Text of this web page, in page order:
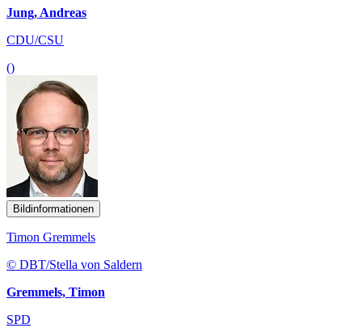
Jung, Andreas
CDU/CSU
()
Bildinformationen
Timon Gremmels
© DBT/Stella von Saldern
Gremmels, Timon
SPD